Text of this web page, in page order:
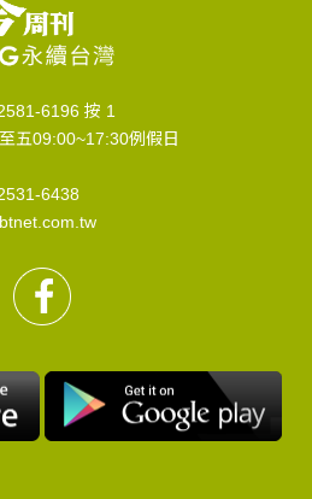
6196 按 1
五09:00~17:30例假日
6438